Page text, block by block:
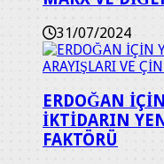
31/07/2024
ERDOĞAN
İKTİDARIN
FAKTÖRÜ